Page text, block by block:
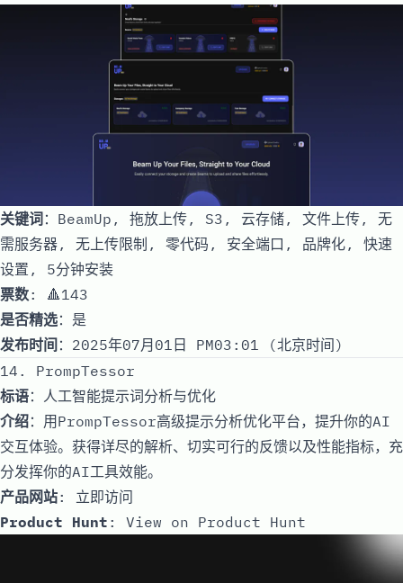
关键词：BeamUp, 拖放上传, S3, 云存储, 文件上传, 无
需服务器, 无上传限制, 零代码, 安全端口, 品牌化, 快速
设置, 5分钟安装
票数: 🔺143
是否精选：是
发布时间 ：2025年07月01日 PM03:01 (北京时间)
14. PrompTessor
标语：人工智能提示词分析与优化
介绍：用PrompTessor高级提示分析优化平台，提升你的AI
交互体验。获得详尽的解析、切实可行的反馈以及性能指标，充
分发挥你的AI工具效能。
产品网站: 立即访问
Product Hunt : View on Product Hunt